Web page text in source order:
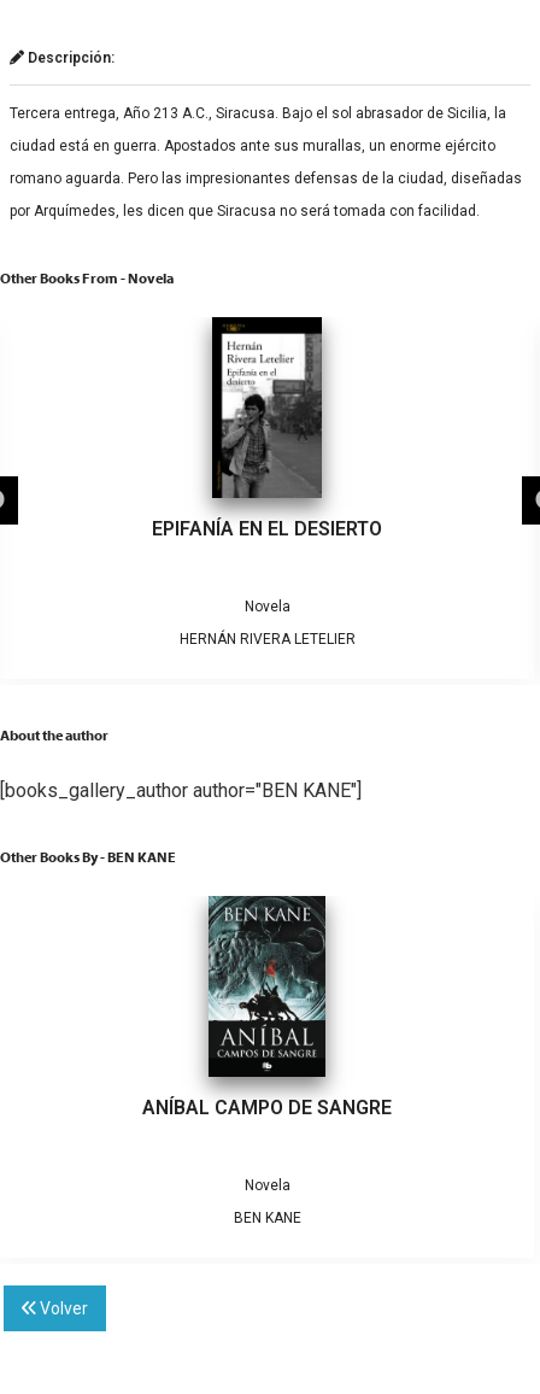
Descripción:
Tercera entrega, Año 213 A.C., Siracusa. Bajo el sol abrasador de Sicilia, la
ciudad está en guerra. Apostados ante sus murallas, un enorme ejército
romano aguarda. Pero las impresionantes defensas de la ciudad, diseñadas
por Arquímedes, les dicen que Siracusa no será tomada con facilidad.
Other Books From - Novela
EPIFANÍA EN EL DESIERTO
Novela
HERNÁN RIVERA LETELIER
About the author
[books_gallery_author author="BEN KANE"]
Other Books By - BEN KANE
ANÍBAL CAMPO DE SANGRE
Novela
BEN KANE
Volver